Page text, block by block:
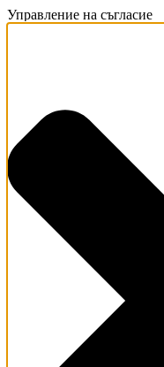
Управление на съгласие